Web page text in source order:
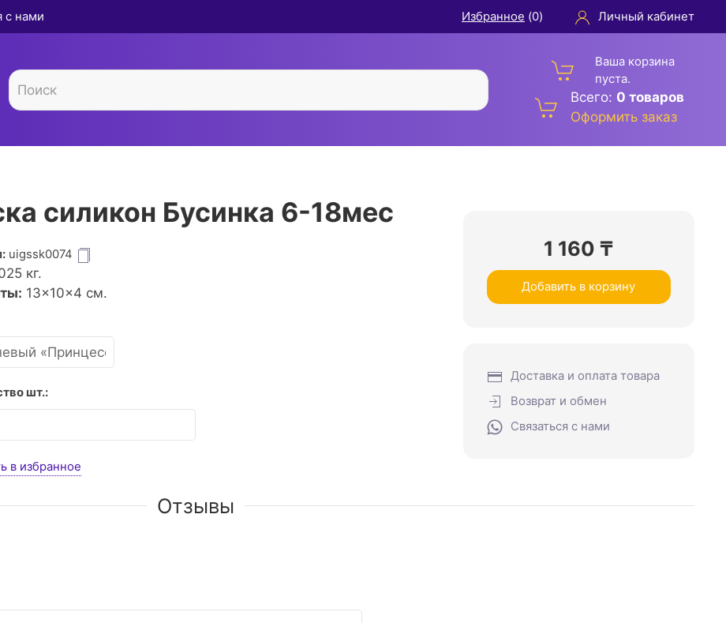
с нами Избранное (0) Личный кабинет
Ваша корзина
пуста.
Всего: 0 товаров
Оформить заказ
силикон Бусинка 6-18мес
uigssk0074
кг.
13×10×4 см.
шт.:
в избранное
1 160 ₸
Добавить в корзину
Доставка и оплата товара
Возврат и обмен
Связаться с нами
Отзывы